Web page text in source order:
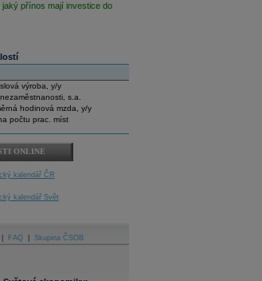
jaký přínos mají investice do
výroba, y/y
s.a.
hodinová mzda, y/y
počtu prac. míst
ONLINE
kalendář ČR
kalendář Svět
FAQ Skupina ČSOB